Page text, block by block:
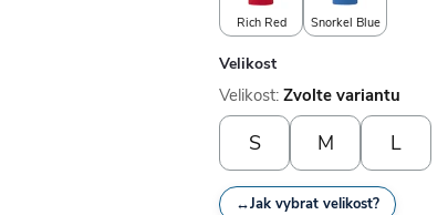
Rich Red Snorkel Blue
Velikost
Velikost: Zvolte variantu
S M L
↔Jak vybrat velikost?